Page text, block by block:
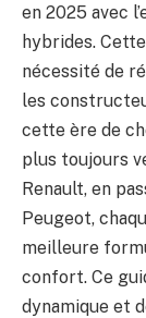
en 2025 avec
hybrides.
nécessité de
les
cette ère de
plus toujours
Renault, en
Peugeot,
meilleure
confort. Ce
dynamique et